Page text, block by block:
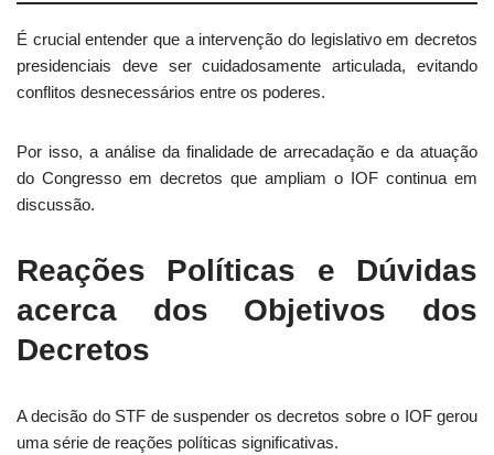
É crucial entender que a intervenção do legislativo em decretos
presidenciais deve ser cuidadosamente articulada, evitando
conflitos desnecessários entre os poderes.
Por isso, a análise da finalidade de arrecadação e da atuação
do Congresso em decretos que ampliam o IOF continua em
discussão.
Reações Políticas e Dúvidas
acerca dos Objetivos dos
Decretos
A decisão do STF de suspender os decretos sobre o IOF gerou
uma série de reações políticas significativas.